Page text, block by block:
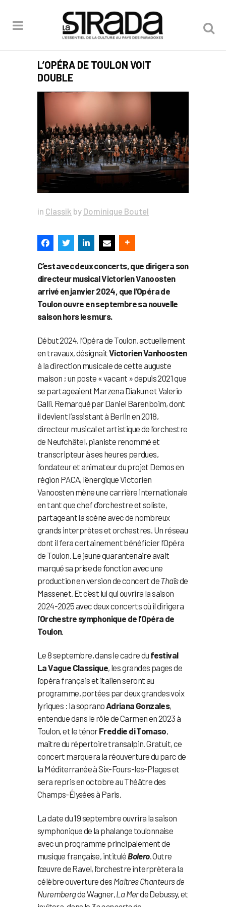
L’OPÉRA DE TOULON VOIT
DOUBLE
in Classik by Dominique Boutel
C’est avec deux concerts, que dirigera son
directeur musical Victorien Vanoosten
arrivé en janvier 2024, que l’Opéra de
Toulon ouvre en septembre sa nouvelle
saison hors les murs.
Début 2024, l’Opéra de Toulon, actuellement
en travaux, désignaitVictorien Vanhoosten
à la direction musicale de cette auguste
maison ; un poste « vacant » depuis 2021 que
se partageaient Marzena Diakun et Valerio
Galli. Remarqué par Daniel Barenboim, dont
il devient l’assistant à Berlin en 2018,
directeur musical et artistique de l’orchestre
de Neufchâtel, pianiste renommé et
transcripteur à ses heures perdues,
fondateur et animateur du projet Demos en
région PACA, l’énergique Victorien
Vanoosten mène une carrière internationale
en tant que chef d’orchestre et soliste,
partageant la scène avec de nombreux
grands interprètes et orchestres. Un réseau
dont il fera certainement bénéficier l’Opéra
de Toulon. Le jeune quarantenaire avait
marqué sa prise de fonction avec une
production en version de concert deThaïsde
Massenet. Et c’est lui qui ouvrira la saison
2024-2025 avec deux concerts où il dirigera
l’Orchestre symphonique de l’Opéra de
Toulon.
Le 8 septembre, dans le cadre du festival
La Vague Classique, les grandes pages de
l’opéra français et italien seront au
programme, portées par deux grandes voix
lyriques : la soprano Adriana Gonzales,
entendue dans le rôle de Carmen en 2023 à
Toulon, et le ténorFreddie di Tomaso,
maître du répertoire transalpin. Gratuit, ce
concert marquera la réouverture du parc de
la Méditerranée à Six-Fours-les-Plages et
sera repris en octobre au Théâtre des
Champs-Élysées à Paris.
La date du 19 septembre ouvrira la saison
symphonique de la phalange toulonnaise
avec un programme principalement de
musique française, intitulé Bolero. Outre
l’œuvre de Ravel, l’orchestre interprètera la
célèbre ouverture des Maitres Chanteurs de
Nurembergde Wagner,La Merde Debussy, et